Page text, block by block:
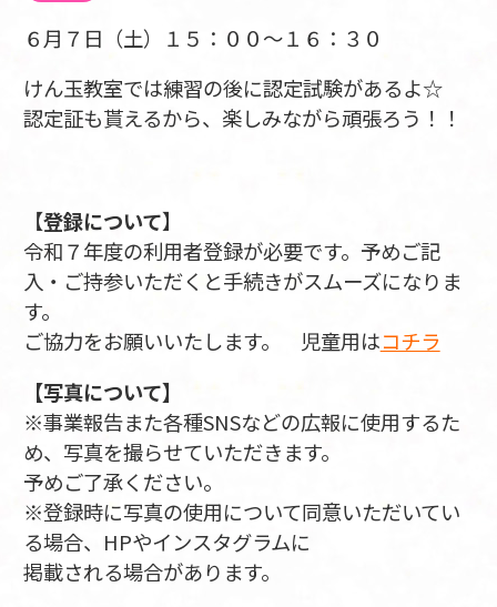
６月７日（土）１５：００～１６：３０
けん玉教室では練習の後に認定試験があるよ☆
認定証も貰えるから、楽しみながら頑張ろう！！
【登録について】
令和７年度の利用者登録が必要です。予めご記
入・ご持参いただくと手続きがスムーズになりま
す。
ご協力をお願いいたします。 児童用はコチラ
【写真について】
※事業報告また各種SNSなどの広報に使用するた
め、写真を撮らせていただきます。
予めご了承ください。
※登録時に写真の使用について同意いただいてい
る場合、HPやインスタグラムに
掲載される場合があります。